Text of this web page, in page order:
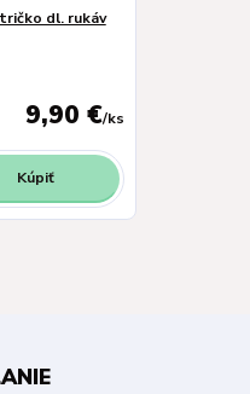
dl. rukáv
9,90 €/ks
Kúpiť